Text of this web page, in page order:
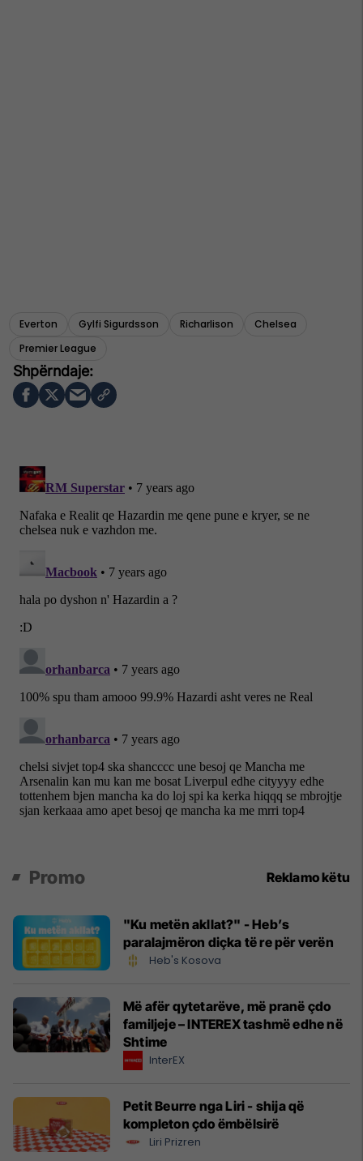
Everton Gylfi Sigurdsson Richarlison
Chelsea
Premier League
Promo Reklamo këtu
"Ku metën akllat?" - Heb’s
paralajmëron diçka të re për verën
Heb's Kosova
Më afër qytetarëve, më pranë çdo
familjeje – INTEREX tashmë edhe në
Shtime
InterEX
Petit Beurre nga Liri - shija që
kompleton çdo ëmbëlsirë
Liri Prizren